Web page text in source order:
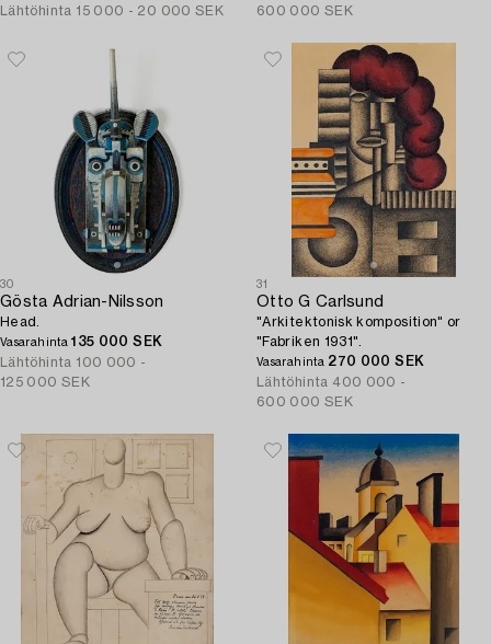
Lähtöhinta 15 000 - 20 000 SEK
600 000 SEK
30
Gösta Adrian-Nilsson
Head.
Vasarahinta135 000 SEK
Lähtöhinta 100 000 -
125 000 SEK
31
Otto G Carlsund
"Arkitektonisk komposition" or
"Fabriken 1931".
Vasarahinta 270 000 SEK
Lähtöhinta 400 000 -
600 000 SEK